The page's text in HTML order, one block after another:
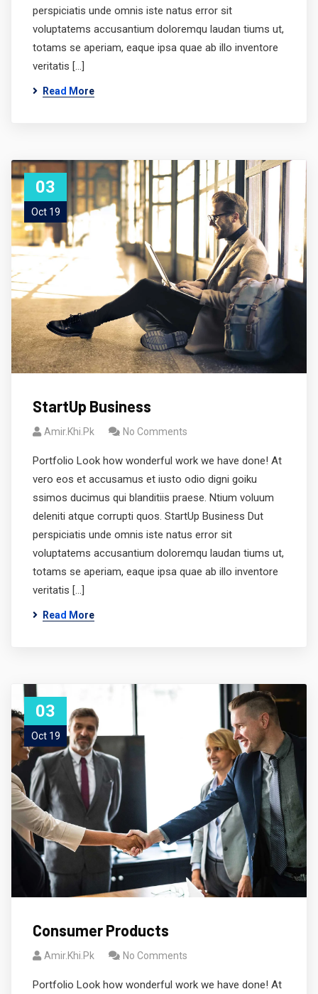
perspiciatis unde omnis iste natus error sit
voluptatems accusantium doloremqu laudan tiums ut,
totams se aperiam, eaque ipsa quae ab illo inventore
veritatis […]
Read More
03
Oct 19
StartUp Business
Amir.khi.pk No Comments
Portfolio Look how wonderful work we have done! At
vero eos et accusamus et iusto odio digni goiku
ssimos ducimus qui blanditiis praese. Ntium voluum
deleniti atque corrupti quos. StartUp Business Dut
perspiciatis unde omnis iste natus error sit
voluptatems accusantium doloremqu laudan tiums ut,
totams se aperiam, eaque ipsa quae ab illo inventore
veritatis […]
Read More
03
Oct 19
Consumer Products
Amir.khi.pk No Comments
Portfolio Look how wonderful work we have done! At